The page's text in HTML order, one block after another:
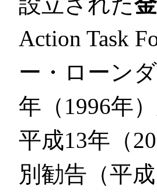
Action Task
ー・ローン
年（1996年
平成13年（
別勧告（平